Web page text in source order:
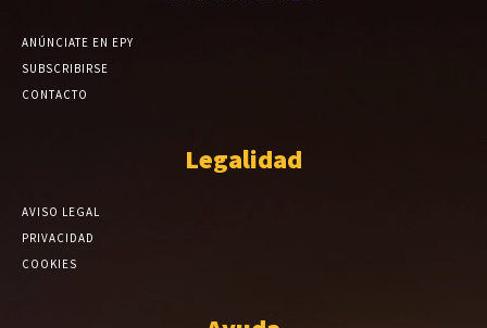
ANÚNCIATE EN EPY
SUBSCRIBIRSE
CONTACTO
Legalidad
AVISO LEGAL
PRIVACIDAD
COOKIES